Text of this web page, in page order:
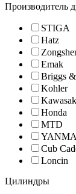
Производитель
STIGA
Hatz
Emak
Briggs
Kohler
Honda
MTD
Cub
Loncin
Цилиндры